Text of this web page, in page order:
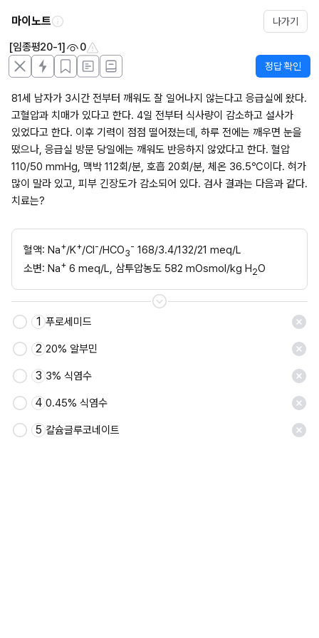
마이노트 나가기
[임종평20-1] 0
정답 확인
81세 남자가 3시간 전부터 깨워도 잘 일어나지 않는다고 응급실에 왔다.
고혈압과 치매가 있다고 한다. 4일 전부터 식사량이 감소하고 설사가
있었다고 한다. 이후 기력이 점점 떨어졌는데, 하루 전에는 깨우면 눈을
떴으나, 응급실 방문 당일에는 깨워도 반응하지 않았다고 한다. 혈압
110/50 mmHg, 맥박 112회/분, 호흡 20회/분, 체온 36.5℃이다. 혀가
많이 말라 있고, 피부 긴장도가 감소되어 있다. 검사 결과는 다음과 같다.
치료는?
혈액: Na+/K+/Cl-/HCO3
- 168/3.4/132/21 meq/L
소변: Na+ 6 meq/L, 삼투압농도 582 mOsmol/kg H2O
1 푸로세미드
2 20% 알부민
3 3% 식염수
4 0.45% 식염수
5 칼슘글루코네이트